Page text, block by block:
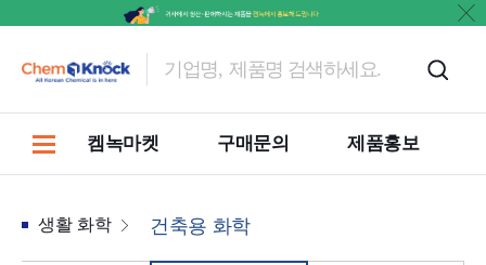
켐녹마켓 구매문의 제품홍보
생활 화학 건축용 화학